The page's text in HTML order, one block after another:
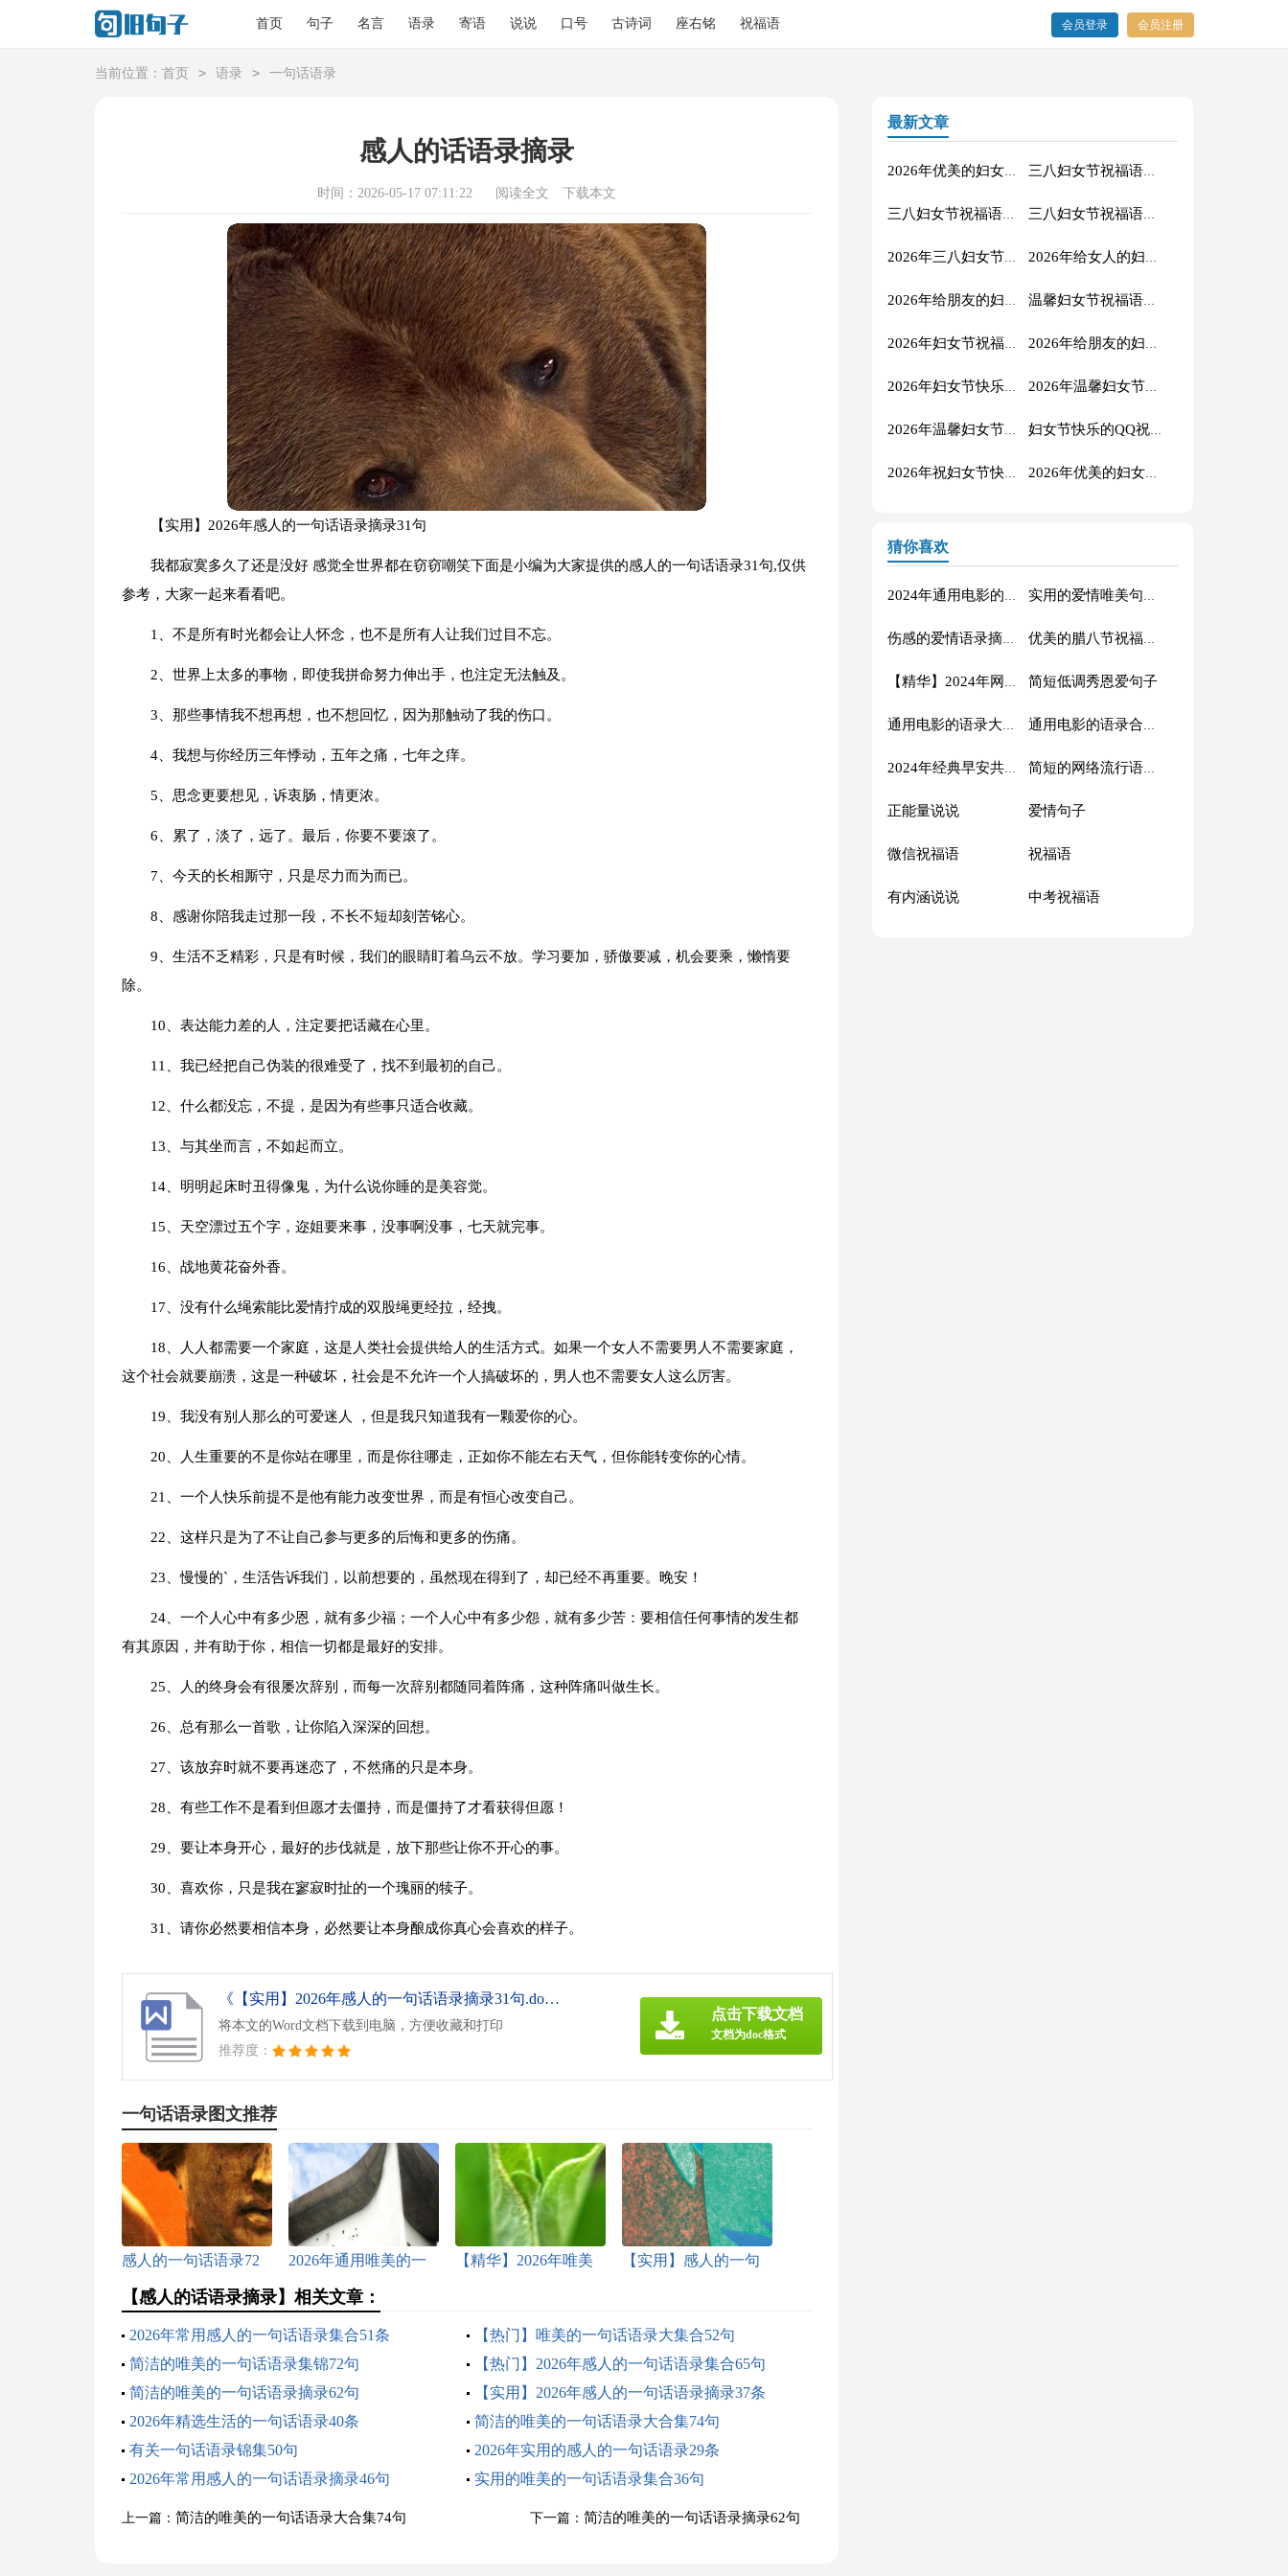
首页 句子 名言 语录 寄语 说说 口号 古诗词 座右铭 祝福语 会员登录 会员注册
当前位置： 首页 > 语录 > 一句话语录
感人的话语录摘录
时间：2026-05-17 07:11:22 阅读全文 下载本文
【实用】2026年感人的一句话语录摘录31句
我都寂寞多久了还是没好 感觉全世界都在窃窃嘲笑下面是小编为大家提供的感人的一句话语录31句,仅供
参考，大家一起来看看吧。
1、不是所有时光都会让人怀念，也不是所有人让我们过目不忘。
2、世界上太多的事物，即使我拼命努力伸出手，也注定无法触及。
3、那些事情我不想再想，也不想回忆，因为那触动了我的伤口。
4、我想与你经历三年悸动，五年之痛，七年之痒。
5、思念更要想见，诉衷肠，情更浓。
6、累了，淡了，远了。最后，你要不要滚了。
7、今天的长相厮守，只是尽力而为而已。
8、感谢你陪我走过那一段，不长不短却刻苦铭心。
9、生活不乏精彩，只是有时候，我们的眼睛盯着乌云不放。学习要加，骄傲要减，机会要乘，懒惰要
除。
10、表达能力差的人，注定要把话藏在心里。
11、我已经把自己伪装的很难受了，找不到最初的自己。
12、什么都没忘，不提，是因为有些事只适合收藏。
13、与其坐而言，不如起而立。
14、明明起床时丑得像鬼，为什么说你睡的是美容觉。
15、天空漂过五个字，迩姐要来事，没事啊没事，七天就完事。
16、战地黄花奋外香。
17、没有什么绳索能比爱情拧成的双股绳更经拉，经拽。
18、人人都需要一个家庭，这是人类社会提供给人的生活方式。如果一个女人不需要男人不需要家庭，
这个社会就要崩溃，这是一种破坏，社会是不允许一个人搞破坏的，男人也不需要女人这么厉害。
19、我没有别人那么的可爱迷人 ，但是我只知道我有一颗爱你的心。
20、人生重要的不是你站在哪里，而是你往哪走，正如你不能左右天气，但你能转变你的心情。
21、一个人快乐前提不是他有能力改变世界，而是有恒心改变自己。
22、这样只是为了不让自己参与更多的后悔和更多的伤痛。
23、慢慢的`，生活告诉我们，以前想要的，虽然现在得到了，却已经不再重要。晚安！
24、一个人心中有多少恩，就有多少福；一个人心中有多少怨，就有多少苦：要相信任何事情的发生都
有其原因，并有助于你，相信一切都是最好的安排。
25、人的终身会有很屡次辞别，而每一次辞别都随同着阵痛，这种阵痛叫做生长。
26、总有那么一首歌，让你陷入深深的回想。
27、该放弃时就不要再迷恋了，不然痛的只是本身。
28、有些工作不是看到但愿才去僵持，而是僵持了才看获得但愿！
29、要让本身开心，最好的步伐就是，放下那些让你不开心的事。
30、喜欢你，只是我在寥寂时扯的一个瑰丽的犊子。
31、请你必然要相信本身，必然要让本身酿成你真心会喜欢的样子。
《【实用】2026年感人的一句话语录摘录31句.doc》
将本文的Word文档下载到电脑，方便收藏和打印
推荐度：
点击下载文档
文档为doc格式
一句话语录图文推荐
感人的一句话语录72
条
2026年通用唯美的一
句话语录集合53句
【精华】2026年唯美
【实用】感人的一句
【感人的话语录摘录】相关文章：
2026年常用感人的一句话语录集合51条
【热门】唯美的一句话语录大集合52句
简洁的唯美的一句话语录集锦72句
【热门】2026年感人的一句话语录集合65句
简洁的唯美的一句话语录摘录62句
【实用】2026年感人的一句话语录摘录37条
2026年精选生活的一句话语录40条
简洁的唯美的一句话语录大合集74句
有关一句话语录锦集50句
2026年实用的感人的一句话语录29条
2026年常用感人的一句话语录摘录46句
实用的唯美的一句话语录集合36句
上一篇： 简洁的唯美的一句话语录大合集74句 下一篇：简洁的唯美的一句话语录摘录62句
最新文章
猜你喜欢
2024年通用电影的语录摘录88条 实用的爱情唯美句子汇编56条
伤感的爱情语录摘录81条 优美的腊八节祝福语71条
【精华】2024年网络流行的语录摘录32句 简短低调秀恩爱句子
通用电影的语录大汇总88条 通用电影的语录合集70条
2024年经典早安共勉句子短信汇总41句 简短的网络流行语录摘录50句
正能量说说 爱情句子
微信祝福语 祝福语
有内涵说说 中考祝福语